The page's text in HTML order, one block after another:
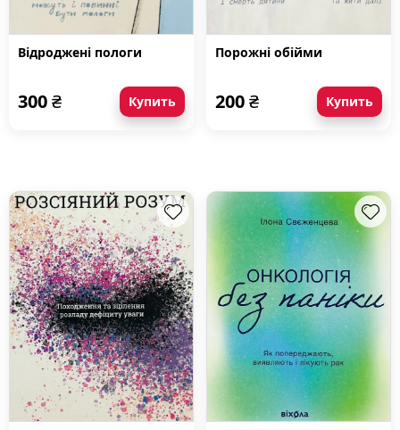
Відроджені пологи
300₴ Купить
Порожні обійми
200₴ Купить